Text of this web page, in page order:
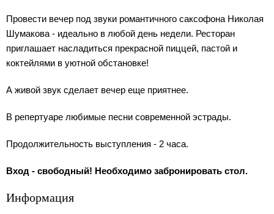
Провести вечер под звуки романтичного саксофона Николая
Шумакова - идеально в любой день недели. Ресторан
приглашает насладиться прекрасной пиццей, пастой и
коктейлями в уютной обстановке!
А живой звук сделает вечер еще приятнее.
В репертуаре любимые песни современной эстрады.
Продолжительность выступления - 2 часа.
Вход - свободный! Необходимо забронировать стол.
Информация